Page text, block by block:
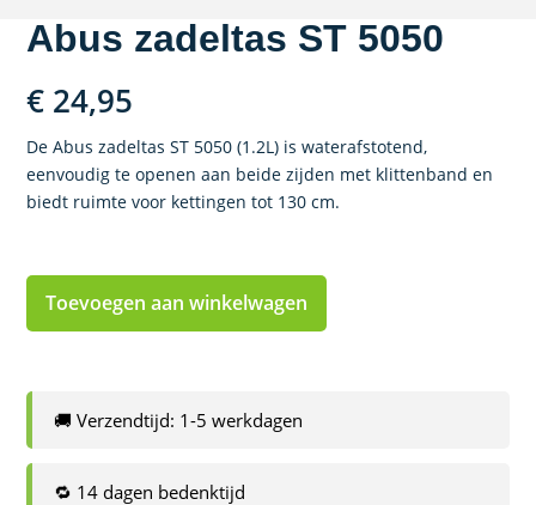
Abus zadeltas ST 5050
€ 24,95
De Abus zadeltas ST 5050 (1.2L) is waterafstotend,
eenvoudig te openen aan beide zijden met klittenband en
biedt ruimte voor kettingen tot 130 cm.
Toevoegen aan winkelwagen
🚚 Verzendtijd: 1-5 werkdagen
🔁 14 dagen bedenktijd